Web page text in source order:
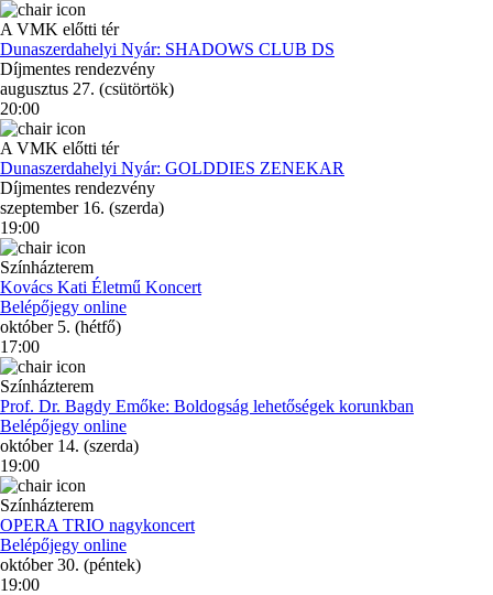
A VMK előtti tér
Dunaszerdahelyi Nyár: SHADOWS CLUB DS
Díjmentes rendezvény
augusztus 27. (csütörtök)
20:00
A VMK előtti tér
Dunaszerdahelyi Nyár: GOLDDIES ZENEKAR
Díjmentes rendezvény
szeptember 16. (szerda)
19:00
Színházterem
Kovács Kati Életmű Koncert
Belépőjegy online
október 5. (hétfő)
17:00
Színházterem
Prof. Dr. Bagdy Emőke: Boldogság lehetőségek korunkban
Belépőjegy online
október 14. (szerda)
19:00
Színházterem
OPERA TRIO nagykoncert
Belépőjegy online
október 30. (péntek)
19:00